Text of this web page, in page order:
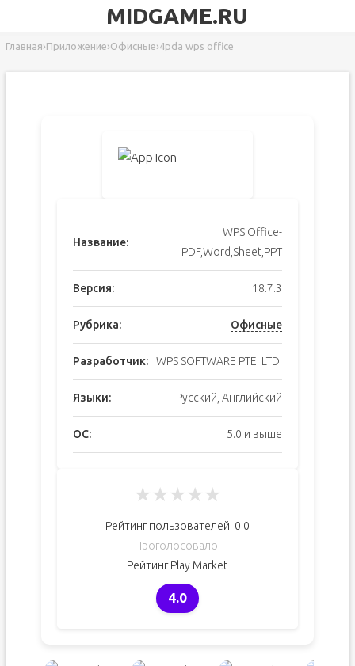
MIDGAME.RU
Главная›Приложение›Офисные›4pda wps office
Название:
WPS Office-
PDF,Word,Sheet,PPT
Версия: 18.7.3
Рубрика: Офисные
Разработчик: WPS SOFTWARE PTE. LTD.
Языки: Русский, Английский
ОС: 5.0 и выше
★★★★★
Рейтинг пользователей: 0.0
Проголосовало:
Рейтинг Play Market
4.0